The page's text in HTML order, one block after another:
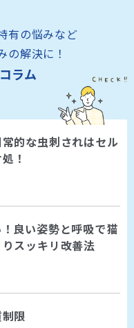
有の悩みなど
の解決に！
ラム
常的な虫刺されはセル
！
良い姿勢と呼吸で猫
スッキリ改善法
限